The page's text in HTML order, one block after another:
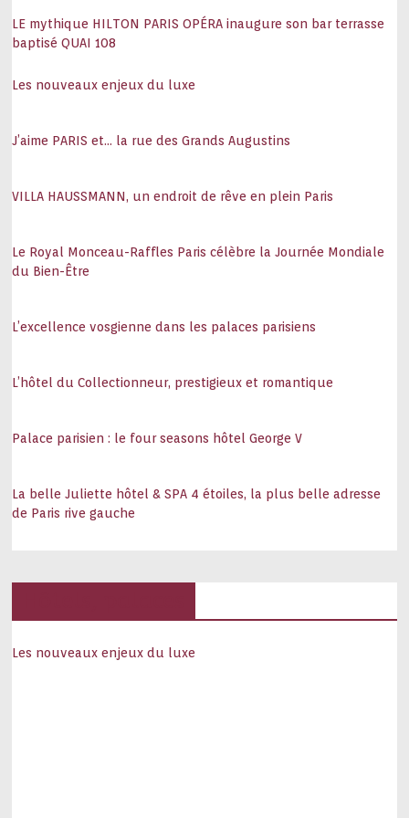
LE mythique HILTON PARIS OPÉRA inaugure son bar terrasse
baptisé QUAI 108
Les nouveaux enjeux du luxe
J’aime PARIS et… la rue des Grands Augustins
VILLA HAUSSMANN, un endroit de rêve en plein Paris
Le Royal Monceau-Raffles Paris célèbre la Journée Mondiale
du Bien-Être
L’excellence vosgienne dans les palaces parisiens
L’hôtel du Collectionneur, prestigieux et romantique
Palace parisien : le four seasons hôtel George V
La belle Juliette hôtel & SPA 4 étoiles, la plus belle adresse
de Paris rive gauche
Les nouveaux enjeux du luxe